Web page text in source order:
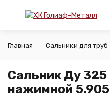
Главная Сальники для труб
Сальник Ду
нажимной